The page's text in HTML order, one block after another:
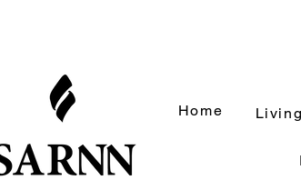
Home Living